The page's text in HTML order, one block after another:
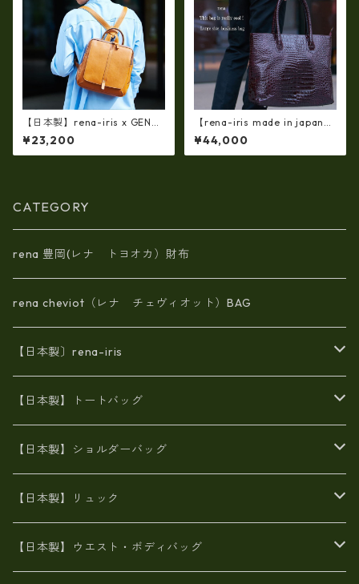
【日本製】rena-iris x GENO
VA（IMAIBAG）コラボ製品ラ
ンドセルデザインM・・シュリ
ンクヌメ牛革・リュック ir-2
¥23,200
【rena-iris made in japan】
【日本製】牛革エナメルクロ
コ 軽量ラージサイズ・トート
バッグ ir-669
¥44,000
CATEGORY
rena 豊岡(レナ トヨオカ）財布
rena cheviot（レナ チェヴィオット）BAG
【日本製〕rena-iris
エナメル（パテント）レザー
牛革製品トート・ショルダー
牛革製品リュック
【日本製】トートバッグ
火山灰染めバッグ
8号帆布
豊岡製
ヌメ革バッグ
Ａ3サイズ
オイルレザー
【日本製】ショルダーバッグ
漂流ロープバッグ
6号蝋引き帆布
火山灰染めバッグ
【日本製】リュック
帆布
【日本製】ウエスト・ボディバッグ